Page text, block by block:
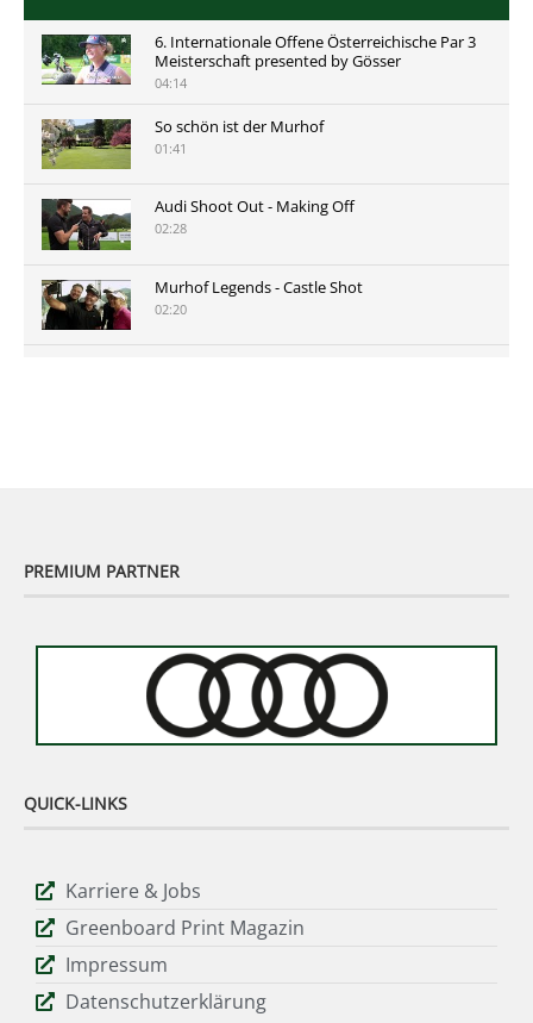
6. Internationale Offene Österreichische Par 3
Meisterschaft presented by Gösser
04:14
So schön ist der Murhof
01:41
Audi Shoot Out - Making Off
02:28
Murhof Legends - Castle Shot
02:20
PREMIUM PARTNER
QUICK-LINKS
Karriere & Jobs
Greenboard Print Magazin
Impressum
Datenschutzerklärung